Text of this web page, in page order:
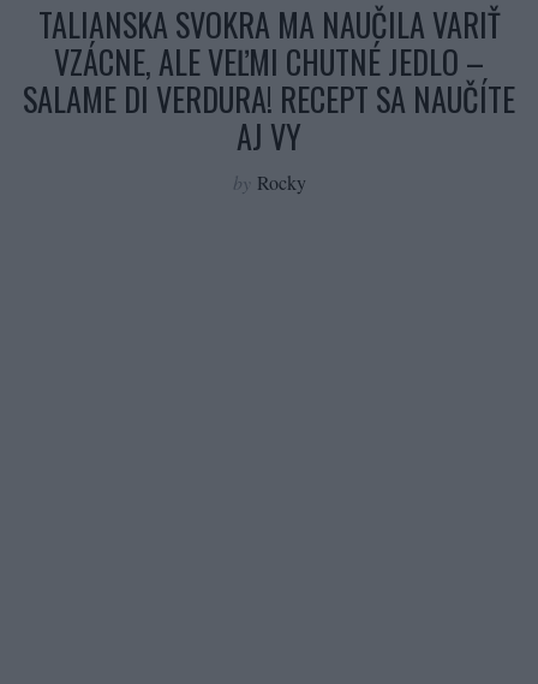
TALIANSKA SVOKRA MA NAUČILA VARIŤ
VZÁCNE, ALE VEĽMI CHUTNÉ JEDLO –
SALAME DI VERDURA! RECEPT SA NAUČÍTE
AJ VY
by Rocky